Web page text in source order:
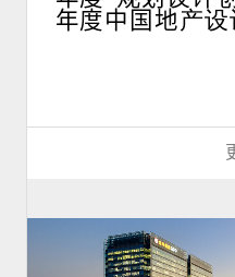
年度中国地产